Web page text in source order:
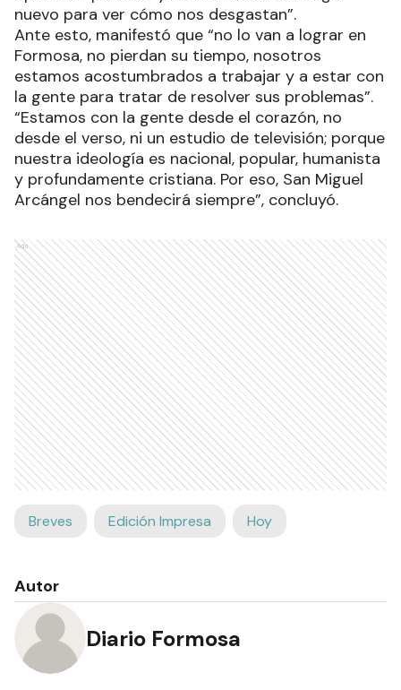
nuevo para ver cómo nos desgastan”.
Ante esto, manifestó que “no lo van a lograr en
Formosa, no pierdan su tiempo, nosotros
estamos acostumbrados a trabajar y a estar con
la gente para tratar de resolver sus problemas”.
“Estamos con la gente desde el corazón, no
desde el verso, ni un estudio de televisión; porque
nuestra ideología es nacional, popular, humanista
y profundamente cristiana. Por eso, San Miguel
Arcángel nos bendecirá siempre”, concluyó.
Ads
Breves Edición Impresa Hoy
Autor
Diario Formosa